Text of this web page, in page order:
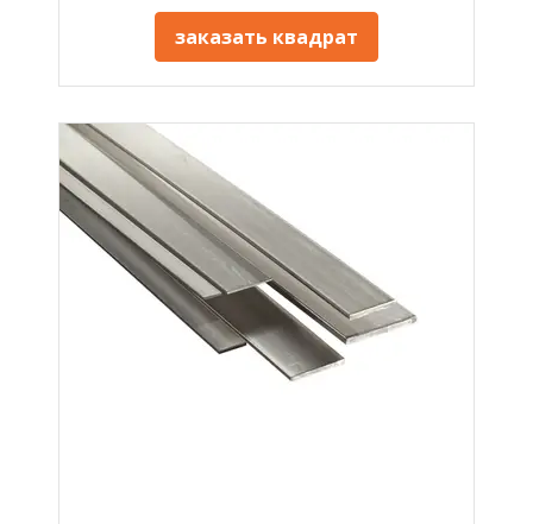
заказать квадрат